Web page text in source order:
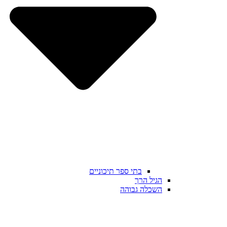
בתי ספר תיכוניים
הגיל הרך
השכלה גבוהה